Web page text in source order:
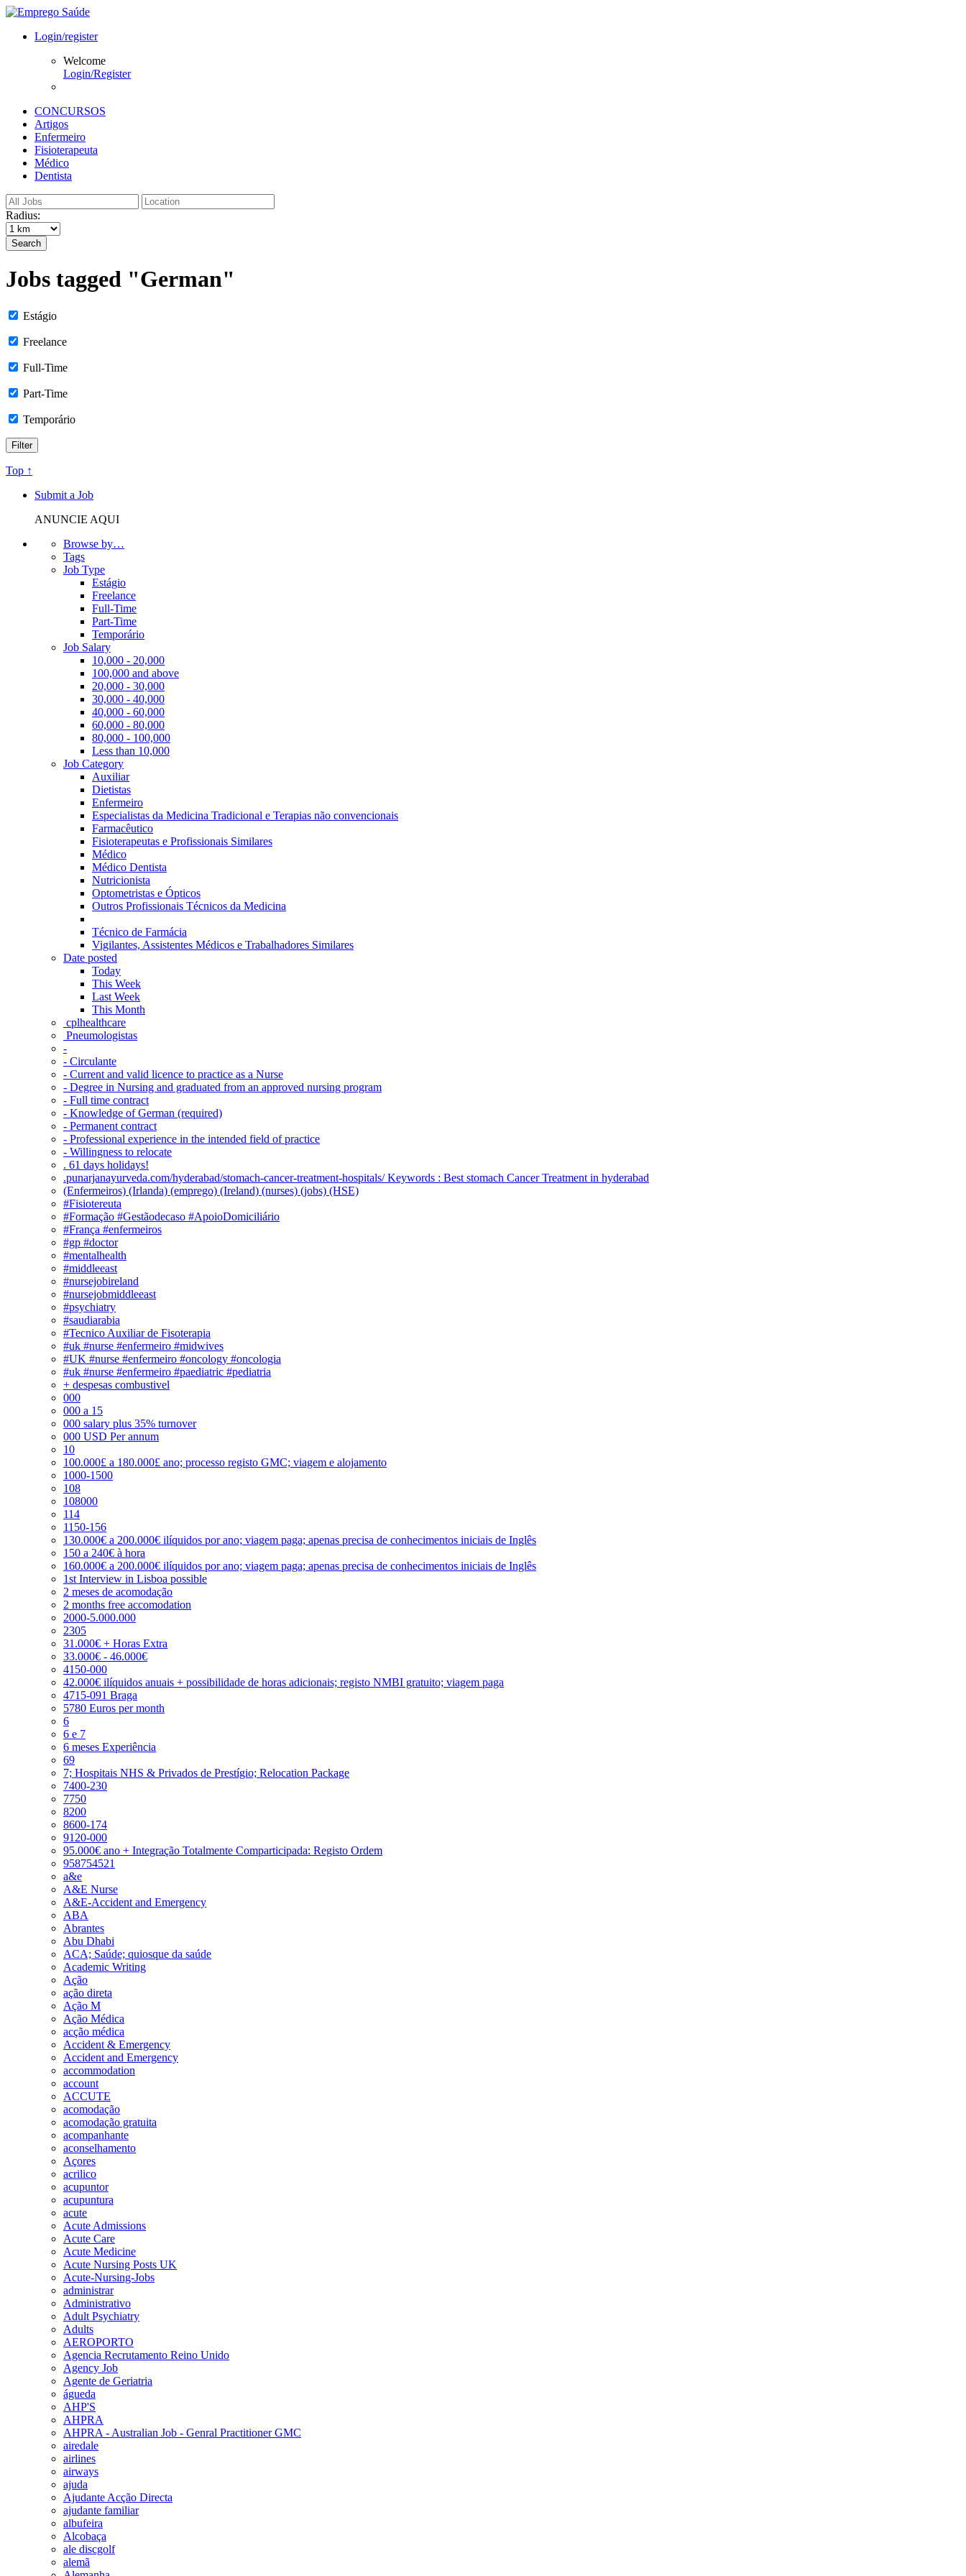
Login/register
Welcome
Login/Register
CONCURSOS
Artigos
Enfermeiro
Fisioterapeuta
Médico
Dentista
Radius:
Search
Jobs tagged "German"
Estágio
Freelance
Full-Time
Part-Time
Temporário
Top ↑
Submit a Job
ANUNCIE AQUI
Browse by…
Tags
Job Type
Estágio
Freelance
Full-Time
Part-Time
Temporário
Job Salary
10,000 - 20,000
100,000 and above
20,000 - 30,000
30,000 - 40,000
40,000 - 60,000
60,000 - 80,000
80,000 - 100,000
Less than 10,000
Job Category
Auxiliar
Dietistas
Enfermeiro
Especialistas da Medicina Tradicional e Terapias não convencionais
Farmacêutico
Fisioterapeutas e Profissionais Similares
Médico
Médico Dentista
Nutricionista
Optometristas e Ópticos
Outros Profissionais Técnicos da Medicina
Técnico de Farmácia
Vigilantes, Assistentes Médicos e Trabalhadores Similares
Date posted
Today
This Week
Last Week
This Month
‎ cplhealthcare‬
Pneumologistas
-
- Circulante
- Current and valid licence to practice as a Nurse
- Degree in Nursing and graduated from an approved nursing program
- Full time contract
- Knowledge of German (required)
- Permanent contract
- Professional experience in the intended field of practice
- Willingness to relocate
. 61 days holidays!
.punarjanayurveda.com/hyderabad/stomach-cancer-treatment-hospitals/ Keywords : Best stomach Cancer Treatment in hyderabad
(Enfermeiros) (Irlanda) (emprego) (Ireland) (nurses) (jobs) (HSE)
#Fisiotereuta
#Formação #Gestãodecaso #ApoioDomiciliário
#França #enfermeiros
#gp #doctor
#mentalhealth
#middleeast
#nursejobireland
#nursejobmiddleeast
#psychiatry
#saudiarabia
#Tecnico Auxiliar de Fisoterapia
#uk #nurse #enfermeiro #midwives
#UK #nurse #enfermeiro #oncology #oncologia
#uk #nurse #enfermeiro #paediatric #pediatria
+ despesas combustivel
000
000 a 15
000 salary plus 35% turnover
000 USD Per annum
10
100.000£ a 180.000£ ano; processo registo GMC; viagem e alojamento
1000-1500
108
108000
114
1150-156
130.000€ a 200.000€ ilíquidos por ano; viagem paga; apenas precisa de conhecimentos iniciais de Inglês
150 a 240€ à hora
160.000€ a 200.000€ ilíquidos por ano; viagem paga; apenas precisa de conhecimentos iniciais de Inglês
1st Interview in Lisboa possible
2 meses de acomodação
2 months free accomodation
2000-5.000.000
2305
31.000€ + Horas Extra
33.000€ - 46.000€
4150-000
42.000€ ilíquidos anuais + possibilidade de horas adicionais; registo NMBI gratuito; viagem paga
4715-091 Braga
5780 Euros per month
6
6 e 7
6 meses Experiência
69
7; Hospitais NHS & Privados de Prestígio; Relocation Package
7400-230
7750
8200
8600-174
9120-000
95.000€ ano + Integração Totalmente Comparticipada: Registo Ordem
958754521
a&e
A&E Nurse
A&E-Accident and Emergency
ABA
Abrantes
Abu Dhabi
ACA; Saúde; quiosque da saúde
Academic Writing
Ação
ação direta
Ação M
Ação Médica
acção médica
Accident & Emergency
Accident and Emergency
accommodation
account
ACCUTE
acomodação
acomodação gratuita
acompanhante
aconselhamento
Açores
acrilico
acupuntor
acupuntura
acute
Acute Admissions
Acute Care
Acute Medicine
Acute Nursing Posts UK
Acute-Nursing-Jobs
administrar
Administrativo
Adult Psychiatry
Adults
AEROPORTO
Agencia Recrutamento Reino Unido
Agency Job
Agente de Geriatria
águeda
AHP'S
AHPRA
AHPRA - Australian Job - Genral Practitioner GMC
airedale
airlines
airways
ajuda
Ajudante Acção Directa
ajudante familiar
albufeira
Alcobaça
ale discgolf
alemã